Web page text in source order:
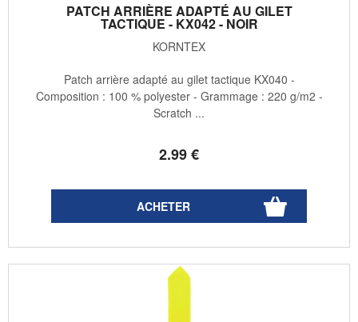
PATCH ARRIÈRE ADAPTÉ AU GILET
TACTIQUE - KX042 - NOIR
KORNTEX
2.99€
Patch arrière adapté au gilet tactique KX040 -
Composition : 100 % polyester - Grammage : 220 g/m2 -
Scratch ...